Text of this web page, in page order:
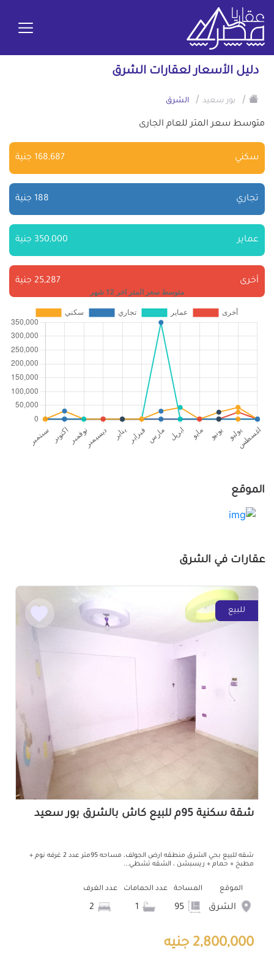
دليل الأسعار لعقارات الشرق
/ بور سعيد / الشرق
متوسط سعر المتر للعام الجارى
سكني 168,687 جنية
تجاري 188 جنية
عماير 350,000 جنية
أخرى 25,287 جنية
الموقع
عقارات في الشرق
للبيع
شقة سكنية 95م للبيع كاش بالشرق بور سعيد
شقه للبيع بحي الشرق منطقه ارض الجولف، مساحه 95متر عدد 2 غرفه نوم +
مطبخ + حمام + ريسبشن ، الشقه تشطي...
الموقع
الشرق
المساحة عدد الحمامات عدد الغرف
2,800,000 جنيه